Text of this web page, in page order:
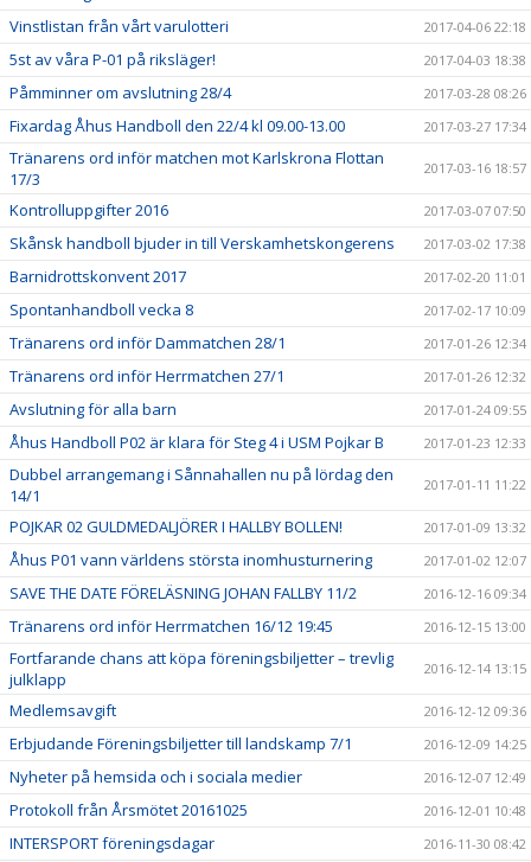
Vinstlistan från vårt varulotteri 2017-04-06 22:18
5st av våra P-01 på riksläger! 2017-04-03 18:38
Påmminner om avslutning 28/4 2017-03-28 08:26
Fixardag Åhus Handboll den 22/4 kl 09.00-13.00 2017-03-27 17:34
Tränarens ord inför matchen mot Karlskrona Flottan
17/3
2017-03-16 18:57
Kontrolluppgifter 2016 2017-03-07 07:50
Skånsk handboll bjuder in till Verskamhetskongerens 2017-03-02 17:38
Barnidrottskonvent 2017 2017-02-20 11:01
Spontanhandboll vecka 8 2017-02-17 10:09
Tränarens ord inför Dammatchen 28/1 2017-01-26 12:34
Tränarens ord inför Herrmatchen 27/1 2017-01-26 12:32
Avslutning för alla barn 2017-01-24 09:55
Åhus Handboll P02 är klara för Steg 4 i USM Pojkar B 2017-01-23 12:33
Dubbel arrangemang i Sånnahallen nu på lördag den
14/1
2017-01-11 11:22
POJKAR 02 GULDMEDALJÖRER I HALLBY BOLLEN! 2017-01-09 13:32
Åhus P01 vann världens största inomhusturnering 2017-01-02 12:07
SAVE THE DATE FÖRELÄSNING JOHAN FALLBY 11/2 2016-12-16 09:34
Tränarens ord inför Herrmatchen 16/12 19:45 2016-12-15 13:00
Fortfarande chans att köpa föreningsbiljetter – trevlig
julklapp
2016-12-14 13:15
Medlemsavgift 2016-12-12 09:36
Erbjudande Föreningsbiljetter till landskamp 7/1 2016-12-09 14:25
Nyheter på hemsida och i sociala medier 2016-12-07 12:49
Protokoll från Årsmötet 20161025 2016-12-01 10:48
INTERSPORT föreningsdagar 2016-11-30 08:42